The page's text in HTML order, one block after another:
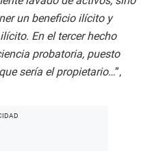
un beneficio ilícito y
En el tercer hecho
probatoria, puesto
sería el propietario…”,